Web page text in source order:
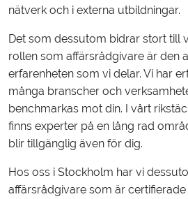
nätverk och i externa utbildningar.
Det som dessutom bidrar stort till
rollen som affärsrådgivare är den
erfarenheten som vi delar. Vi har
många branscher och
benchmarkas mot din. I vårt
finns experter på en lång rad
blir tillgänglig även för dig.
Hos oss i Stockholm har vi
affärsrådgivare som är certifierade